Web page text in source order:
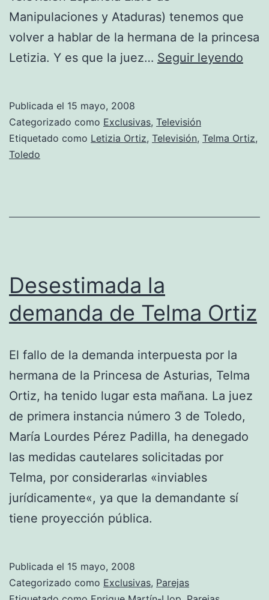
Manipulaciones y Ataduras) tenemos que
volver a hablar de la hermana de la princesa
Letizia. Y es que la juez… Seguir leyendo
ti
Publicada el 15 mayo, 2008
Categorizado como Exclusivas, Televisión
Etiquetado como Letizia Ortiz, Televisión, Telma Ortiz,
Toledo
Desestimada la
demanda de Telma Ortiz
El fallo de la demanda interpuesta por la
hermana de la Princesa de Asturias, Telma
Ortiz, ha tenido lugar esta mañana. La juez
de primera instancia número 3 de Toledo,
María Lourdes Pérez Padilla, ha denegado
las medidas cautelares solicitadas por
Telma, por considerarlas «inviables
jurídicamente«, ya que la demandante sí
tiene proyección pública.
Publicada el 15 mayo, 2008
Categorizado como Exclusivas, Parejas